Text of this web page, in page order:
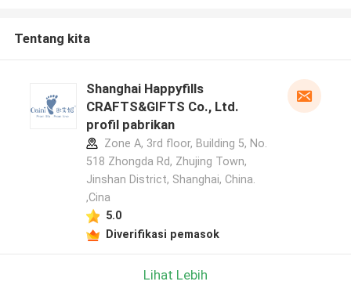
Tentang kita
Shanghai Happyfills
CRAFTS&GIFTS Co., Ltd.
profil pabrikan
Zone A, 3rd floor, Building 5, No.
518 Zhongda Rd, Zhujing Town,
Jinshan District, Shanghai, China.
,Cina
5.0
Diverifikasi pemasok
Lihat Lebih